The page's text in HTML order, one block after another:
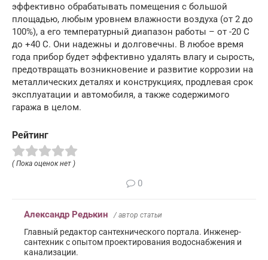
эффективно обрабатывать помещения с большой
площадью, любым уровнем влажности воздуха (от 2 до
100%), а его температурный диапазон работы – от -20 С
до +40 С. Они надежны и долговечны. В любое время
года прибор будет эффективно удалять влагу и сырость,
предотвращать возникновение и развитие коррозии на
металлических деталях и конструкциях, продлевая срок
эксплуатации и автомобиля, а также содержимого
гаража в целом.
Рейтинг
( Пока оценок нет )
0
Александр Редькин / автор статьи
Главный редактор сантехнического портала. Инженер-
сантехник с опытом проектирования водоснабжения и
канализации.